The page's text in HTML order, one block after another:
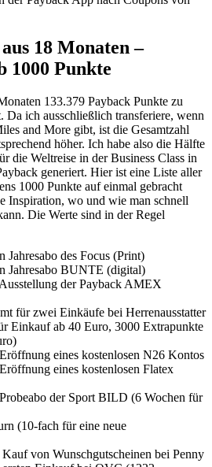
18 Monaten –
1000 Punkte
133.379 Payback Punkte zu
Da ich ausschließlich transferiere, wenn
and More gibt, ist die Gesamtzahl
höher. Ich habe also die Hälfte
die Weltreise in der Business Class in
generiert. Hier ist eine Liste aller
1000 Punkte auf einmal gebracht
Inspiration, wo und wie man schnell
Die Werte sind in der Regel
Jahresabo des Focus (Print)
Jahresabo BUNTE (digital)
der Payback AMEX
für zwei Einkäufe bei Herrenausstatter
Einkauf ab 40 Euro, 3000 Extrapunkte
eines kostenlosen N26 Kontos
eines kostenlosen Flatex
der Sport BILD (6 Wochen für
(10-fach für eine neue
von Wunschgutscheinen bei Penny